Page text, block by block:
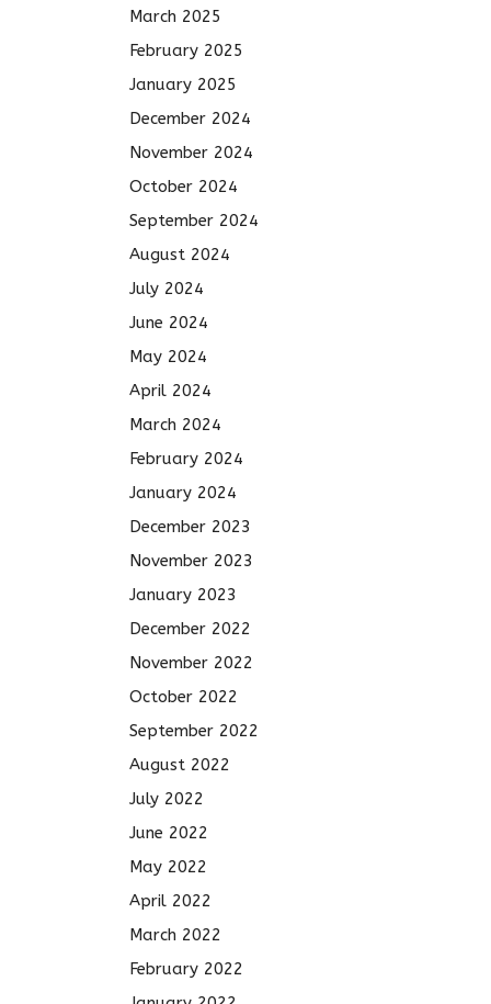
March 2025
February 2025
January 2025
December 2024
November 2024
October 2024
September 2024
August 2024
July 2024
June 2024
May 2024
April 2024
March 2024
February 2024
January 2024
December 2023
November 2023
January 2023
December 2022
November 2022
October 2022
September 2022
August 2022
July 2022
June 2022
May 2022
April 2022
March 2022
February 2022